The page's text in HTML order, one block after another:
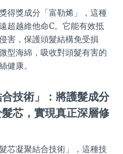
得獎成分「富勒烯」，這種
超越維他命C。它能有效抵
害，保護頭髮結構免受損
型海綿，吸收對頭髮有害的
健康。
技術」：將護髮成分
芯，實現真正深層修
芯凝聚結合技術」，這種技